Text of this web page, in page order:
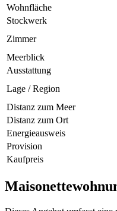
Wohnfläche
Stockwerk
Zimmer
Meerblick
Ausstattung
Lage / Region
Distanz zum Meer
Distanz zum Ort
Energieausweis
Provision
Kaufpreis